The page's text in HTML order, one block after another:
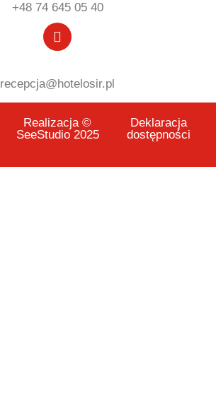
+48 74 645 05 40
recepcja@hotelosir.pl
Realizacja ©
SeeStudio 2025
Deklaracja
dostępności